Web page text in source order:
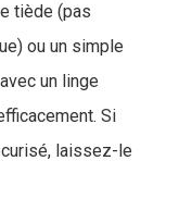
tiède (pas
ou un simple
un linge
Si
laissez-le